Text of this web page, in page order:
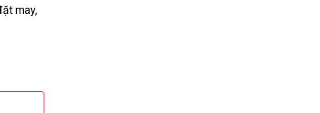
may,